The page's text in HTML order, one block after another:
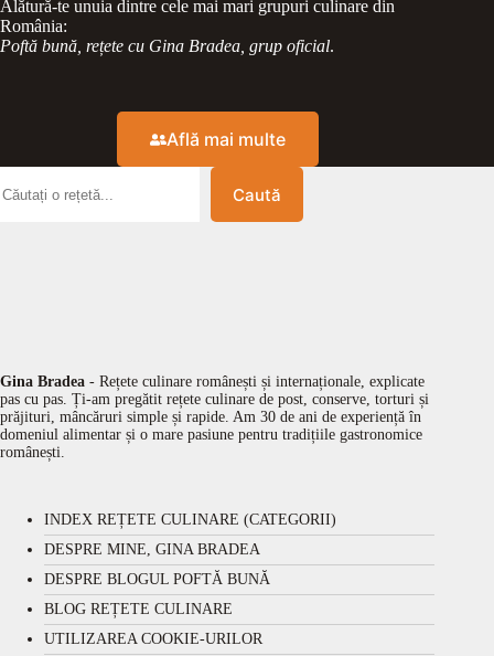
Alătură-te unuia dintre cele mai mari grupuri culinare din
România:
Poftă bună, rețete cu Gina Bradea, grup oficial.
Află mai multe
Caută
Gina Bradea - Rețete culinare românești și internaționale, explicate
pas cu pas. Ți-am pregătit rețete culinare de post, conserve, torturi și
prăjituri, mâncăruri simple și rapide. Am 30 de ani de experiență în
domeniul alimentar și o mare pasiune pentru tradițiile gastronomice
românești.
INDEX REȚETE CULINARE (CATEGORII)
DESPRE MINE, GINA BRADEA
DESPRE BLOGUL POFTĂ BUNĂ
BLOG REȚETE CULINARE
UTILIZAREA COOKIE-URILOR